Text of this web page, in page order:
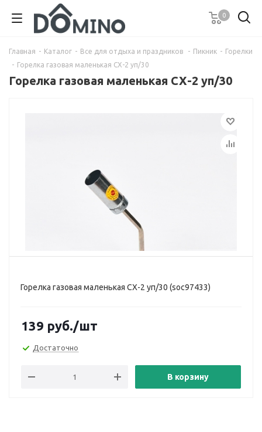
0
Главная - Каталог - Все для отдыха и праздников - Пикник - Горелки
- Горелка газовая маленькая СХ-2 уп/30
Горелка газовая маленькая СХ-2 уп/30
Горелка газовая маленькая СХ-2 уп/30 (soc97433)
139 руб./шт
Достаточно
В корзину